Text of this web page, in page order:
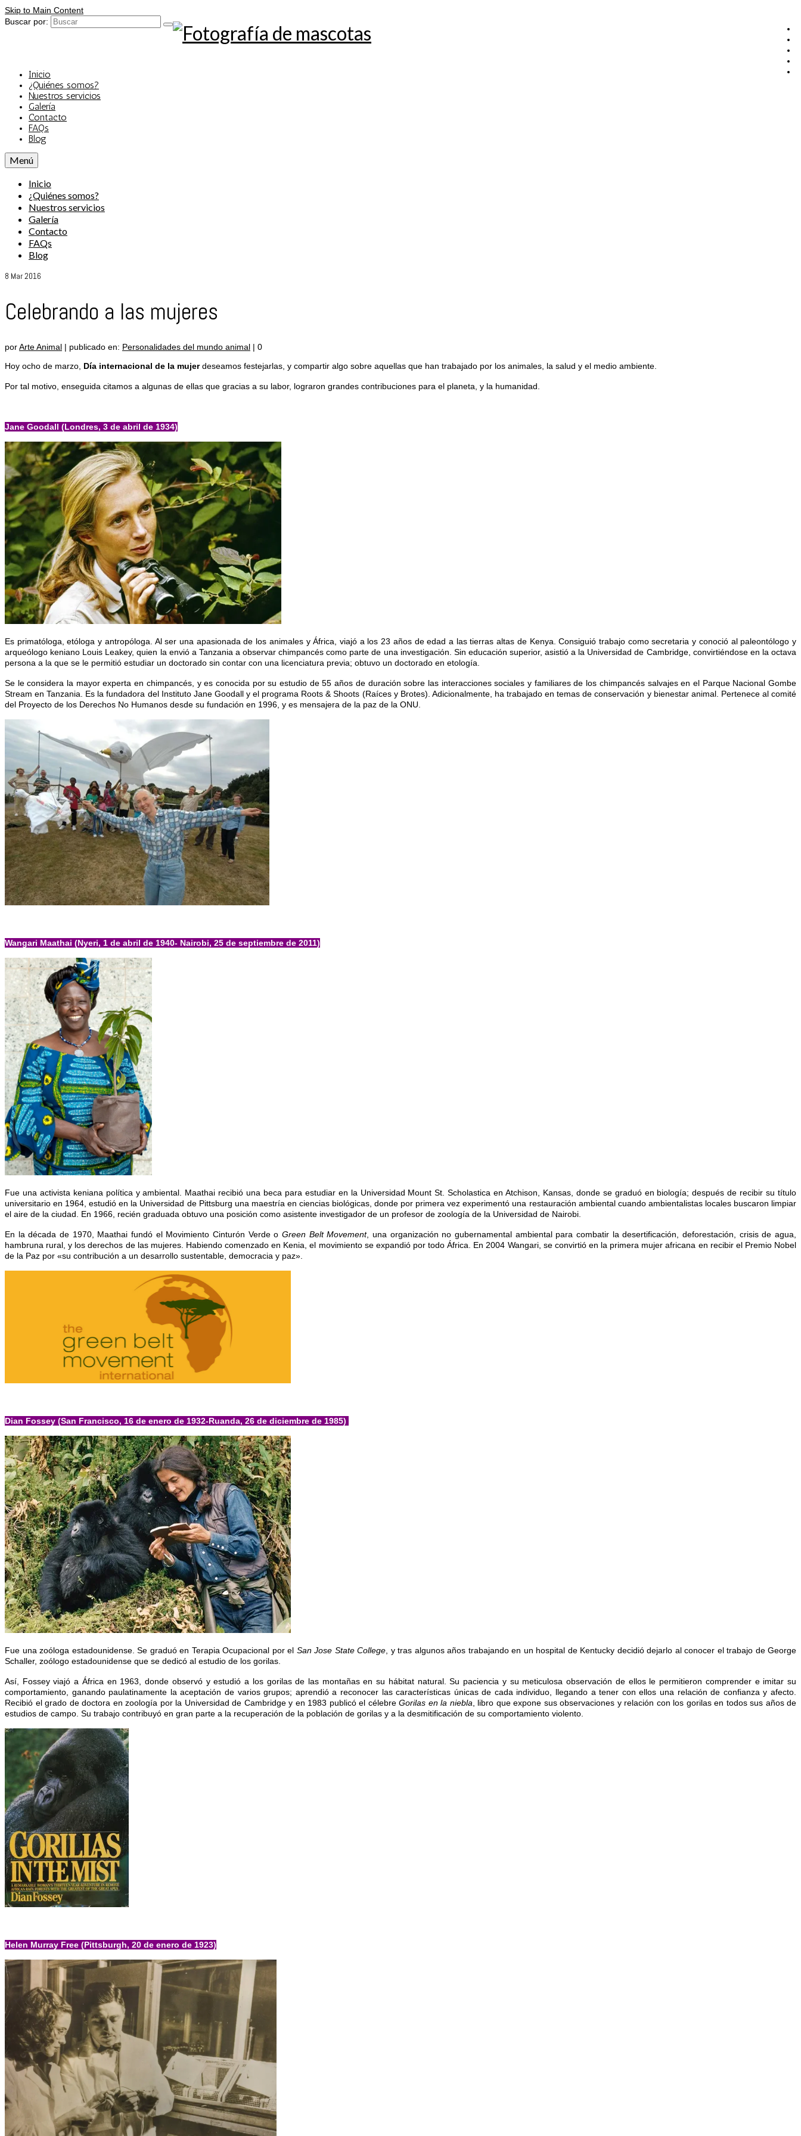
Skip to Main Content
Buscar por:
Inicio
¿Quiénes somos?
Nuestros servicios
Galería
Contacto
FAQs
Blog
Menú
Inicio
¿Quiénes somos?
Nuestros servicios
Galería
Contacto
FAQs
Blog
8 Mar 2016
Celebrando a las mujeres
porArte Animal | publicado en: Personalidades del mundo animal | 0
Hoy ocho de marzo, Día internacional de la mujerdeseamos festejarlas, y compartir algo sobre aquellas que han trabajado por los animales, la salud y el medio ambiente.
Por tal motivo, enseguida citamos a algunas de ellas que gracias a su labor, lograron grandes contribuciones para el planeta, y la humanidad.
Jane Goodall (Londres, 3 de abril de 1934)
Es primatóloga, etóloga y antropóloga. Al ser una apasionada de los animales y África, viajó a los 23 años de edad a las tierras altas de Kenya. Consiguió trabajo como secretaria y conoció al paleontólogo y
arqueólogo keniano Louis Leakey, quien la envió a Tanzania a observar chimpancés como parte de una investigación. Sin educación superior, asistió a la Universidad de Cambridge, convirtiéndose en la octava
persona a la que se le permitió estudiar un doctorado sin contar con una licenciatura previa; obtuvo un doctorado en etología.
Se le considera la mayor experta en chimpancés, y es conocida por su estudio de 55 años de duración sobre las interacciones sociales y familiares de los chimpancés salvajes en el Parque Nacional Gombe
Stream en Tanzania. Es la fundadora del Instituto Jane Goodall y el programa Roots & Shoots (Raíces y Brotes). Adicionalmente, ha trabajado en temas de conservación y bienestar animal. Pertenece al comité
del Proyecto de los Derechos No Humanos desde su fundación en 1996, y es mensajera de la paz de la ONU.
Wangari Maathai (Nyeri, 1 de abril de 1940- Nairobi, 25 de septiembre de 2011)
Fue una activista keniana política y ambiental. Maathai recibió una beca para estudiar en la Universidad Mount St. Scholastica en Atchison, Kansas, donde se graduó en biología; después de recibir su título
universitario en 1964, estudió en la Universidad de Pittsburg una maestría en ciencias biológicas, donde por primera vez experimentó una restauración ambiental cuando ambientalistas locales buscaron limpiar
el aire de la ciudad. En 1966, recién graduada obtuvo una posición como asistente investigador de un profesor de zoología de la Universidad de Nairobi.
En la década de 1970, Maathai fundó el Movimiento Cinturón Verde o Green Belt Movement, una organización no gubernamental ambiental para combatir la desertificación, deforestación, crisis de agua,
hambruna rural, y los derechos de las mujeres. Habiendo comenzado en Kenia, el movimiento se expandió por todo África. En 2004 Wangari, se convirtió en la primera mujer africana en recibir el Premio Nobel
de la Paz por «su contribución a un desarrollo sustentable, democracia y paz».
Dian Fossey (San Francisco, 16 de enero de 1932-Ruanda, 26 de diciembre de 1985)
Fue una zoóloga estadounidense. Se graduó en Terapia Ocupacional por el San Jose State College , y tras algunos años trabajando en un hospital de Kentucky decidió dejarlo al conocer el trabajo de George
Schaller, zoólogo estadounidense que se dedicó al estudio de los gorilas.
Así, Fossey viajó a África en 1963, donde observó y estudió a los gorilas de las montañas en su hábitat natural. Su paciencia y su meticulosa observación de ellos le permitieron comprender e imitar su
comportamiento, ganando paulatinamente la aceptación de varios grupos; aprendió a reconocer las características únicas de cada individuo, llegando a tener con ellos una relación de confianza y afecto.
Recibió el grado de doctora en zoología por la Universidad de Cambridge y en 1983 publicó el célebre Gorilas en la niebla , libro que expone sus observaciones y relación con los gorilas en todos sus años de
estudios de campo. Su trabajo contribuyó en gran parte a la recuperación de la población de gorilas y a la desmitificación de su comportamiento violento.
Helen Murray Free (Pittsburgh, 20 de enero de 1923)